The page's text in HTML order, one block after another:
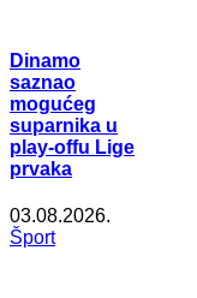
Dinamo
saznao
mogućeg
suparnika u
play-offu Lige
prvaka
03.08.2026.
Šport